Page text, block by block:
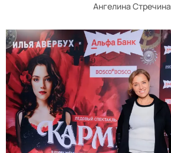
Ангелина Стречина